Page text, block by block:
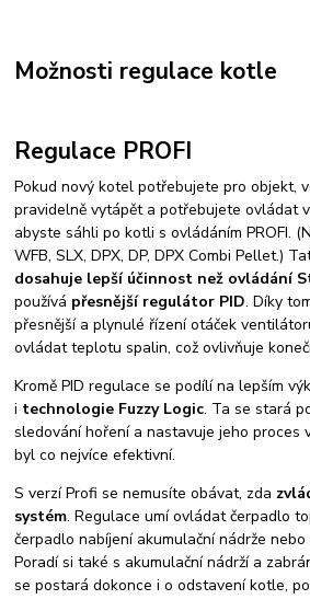
Možnosti regulace kotle
Regulace PROFI
Pokud nový kotel potřebujete pro objekt,
pravidelně vytápět a potřebujete ovládat
abyste sáhli po kotli s ovládáním PROFI.
WFB, SLX, DPX, DP, DPX Combi Pellet.)
dosahuje lepší účinnost než ovládání
používá přesnější regulátor PID. Díky
přesnější a plynulé řízení otáček
ovládat teplotu spalin, což ovlivňuje
Kromě PID regulace se podílí na lepším
i technologie Fuzzy Logic. Ta se stará
sledování hoření a nastavuje jeho proces
byl co nejvíce efektivní.
S verzí Profi se nemusíte obávat, zda
systém. Regulace umí ovládat čerpadlo
čerpadlo nabíjení akumulační nádrže
Poradí si také s akumulační nádrží a
se postará dokonce i o odstavení kotle,